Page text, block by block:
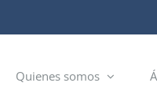
Quienes somos